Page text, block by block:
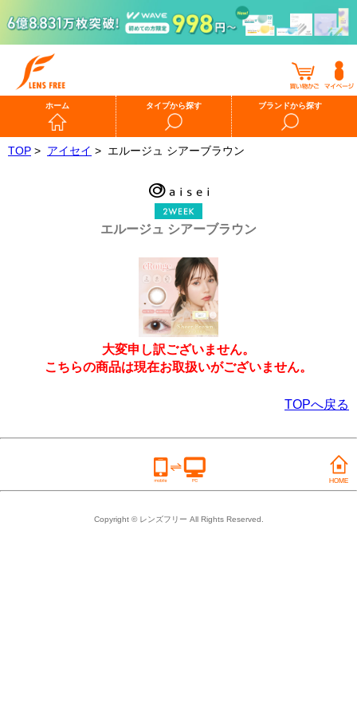
ホーム タイプから探す ブランドから探す
TOP > アイセイ > エルージュ シアーブラウン
エルージュ シアーブラウン
大変申し訳ございません。
こちらの商品は現在お取扱いがございません。
TOPへ戻る
Copyright © レンズフリー All Rights Reserved.